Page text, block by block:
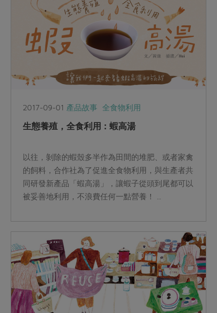
2017-09-01 產品故事 全食物利用
生態養殖，全食利用：蝦高湯
以往，剝除的蝦殼多半作為田間的堆肥、或者家禽
的飼料，合作社為了促進全食物利用，與生產者共
同研發新產品「蝦高湯」，讓蝦子從頭到尾都可以
被妥善地利用，不浪費任何一點營養！ ...